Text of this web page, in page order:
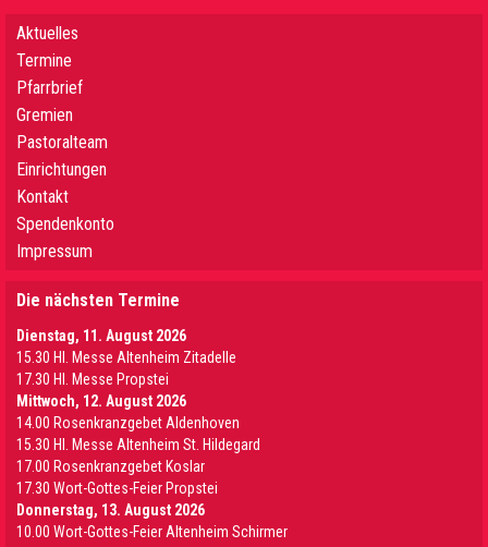
Aktuelles
Termine
Pfarrbrief
Gremien
Pastoralteam
Einrichtungen
Kontakt
Spendenkonto
Impressum
Die nächsten Termine
Dienstag, 11. August 2026
15.30 Hl. Messe Altenheim Zitadelle
17.30 Hl. Messe Propstei
Mittwoch, 12. August 2026
14.00 Rosenkranzgebet Aldenhoven
15.30 Hl. Messe Altenheim St. Hildegard
17.00 Rosenkranzgebet Koslar
17.30 Wort-Gottes-Feier Propstei
Donnerstag, 13. August 2026
10.00 Wort-Gottes-Feier Altenheim Schirmer